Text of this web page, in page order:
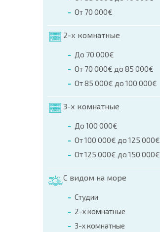
От 70 000€
2-х комнатные
До 70 000€
От 70 000€ до 85 000€
От 85 000€ до 100 000€
3-х комнатные
До 100 000€
От 100 000€ до 125 000€
От 125 000€ до 150 000€
С видом на море
Студии
2-х комнатные
3-х комнатные